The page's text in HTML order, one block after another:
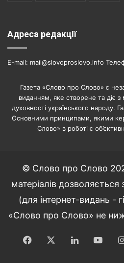
Адреса редакції
E-mail: mail@slovoproslovo.info
Газета «Слово про Слово» є
виданням, яке створене та діє
духовності українського народу.
Основними принципами, якими
Слово» в роботі є
© Слово про Слово
матеріалів
(для інтернет-видань -
«Слово про Слово» не
Facebook LinkedIn